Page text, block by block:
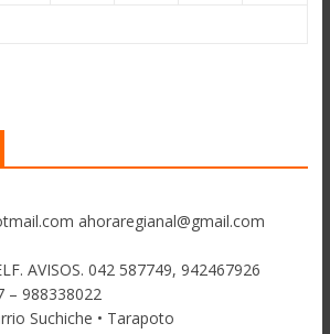
ahoraregianal@gmail.com
AVISOS. 042 587749, 942467926
– 988338022
Suchiche • Tarapoto